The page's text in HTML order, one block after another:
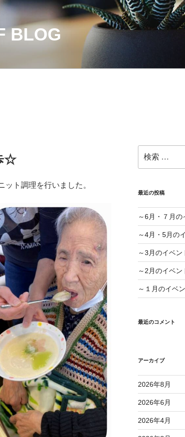
BLOG
☆
ト調理を行いました。
索:
最近の投稿
～6月・７月の
～4月・5月の
～3月のイベン
～2月のイベン
～１月のイベ
最近のコメント
アーカイブ
2026年8月
2026年6月
2026年4月